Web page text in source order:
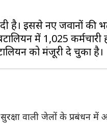
है। इससे नए जवानों की
में 1,025
वाली जेलों के प्रबंधन में